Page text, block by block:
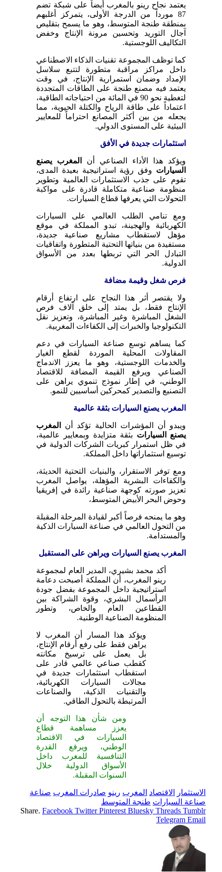
يعتمد نجاح رينو بالمغرب أيضاً على شبكة تضم
87 مورداً من الدرجة الأولى، يتمركز أغلبهم
بمنطقة طنجة المتوسط، وهو ما يسمح بتقليص
آجال التوريد وتحسين مرونة الإنتاج وخفض
التكاليف اللوجستية.
كما توظف المجموعة تقنيات الذكاء الاصطناعي
داخل مراكز مراقبة متطورة لتتبع سلاسل
الإمداد وضمان استمرارية الإنتاج، في وقت
يعتمد فيه مصنع طنجة على الطاقات المتجددة
لتغطية نحو 90 في المائة من احتياجاته الطاقية،
اعتماداً على طاقة الرياح والكتلة الحيوية، مما
يجعله من بين أكثر المصانع احتراماً للمعايير
البيئية على المستوى الدولي.
استثمارات جديدة في الأفق
ويؤكد هذا الأداء الصناعي أن
المغرب يصنع
السيارات وفق رؤية استراتيجية بعيدة المدى،
تقوم على جذب الاستثمارات العالمية وتطوير
منظومة صناعية متكاملة قادرة على مواكبة
التحولات التي يعرفها قطاع السيارات.
ومع تنامي الطلب العالمي على السيارات
الكهربائية والهجينة، تبدو المملكة في موقع
مؤهل لاستقطاب مشاريع صناعية جديدة،
مستفيدة من بنياتها التحتية المتطورة واتفاقيات
التبادل الحر التي تربطها بعدد من الأسواق
الدولية.
فرص شغل وقيمة مضافة
ولا يقتصر أثر هذا النجاح على ارتفاع أرقام
الإنتاج فقط، بل يمتد إلى خلق آلاف فرص
الشغل المباشرة وغير المباشرة، وتعزيز نقل
التكنولوجيا والخبرات إلى الكفاءات المغربية.
كما يساهم توسع صناعة السيارات في دعم
المقاولات المحلية الموردة لقطع الغيار
والخدمات اللوجستية، وهو ما يعزز الاندماج
الصناعي ويرفع القيمة المضافة للاقتصاد
الوطني، في إطار نموذج تنموي يراهن على
التصنيع والتصدير كمحركين أساسيين للنمو.
المغرب يصنع السيارات بثقة عالمية
ويبدو أن المؤشرات الحالية تؤكد أن
المغرب
يصنع السيارات بثقة متزايدة وبمعايير عالمية،
في ظل استمرار كبريات الشركات الدولية في
توسيع استثماراتها داخل المملكة.
ومع توفر الاستقرار، والبنيات التحتية الحديثة،
والكفاءات البشرية المؤهلة، يواصل المغرب
تعزيز صورته كوجهة صناعية رائدة في إفريقيا
وحوض البحر الأبيض المتوسط،
وهو ما يمنحه فرصاً أكبر لقيادة المرحلة المقبلة
من التحول العالمي في صناعة السيارات الذكية
والمستدامة.
المغرب يصنع السيارات ويراهن على المستقبل
أكد محمد بشيري، المدير العام لمجموعة
رينو المغرب، أن المملكة أصبحت دعامة
استراتيجية داخل المجموعة بفضل جودة
الرأسمال البشري، وقوة الشراكة بين
القطاعين العام والخاص، وتطور
المنظومة الصناعية الوطنية.
ويؤكد هذا المسار أن المغرب لا
يراهن فقط على رفع أرقام الإنتاج،
بل يعمل على ترسيخ مكانته
كقطب صناعي عالمي قادر على
استقطاب استثمارات جديدة في
مجالات السيارات الكهربائية،
والتقنيات الذكية، والصناعات
المرتبطة بالتحول الطاقي.
ومن شأن هذا التوجه أن
يعزز مساهمة قطاع
السيارات في الاقتصاد
الوطني، ويرفع القدرة
التنافسية للمغرب داخل
الأسواق الدولية خلال
السنوات المقبلة.
الاستثمار الاقتصاد المغرب رينو صادرات المغرب صناعة
صناعة السيارات طنجة المتوسط
Share. Facebook Twitter Pinterest Bluesky Threads Tumblr
Telegram Email